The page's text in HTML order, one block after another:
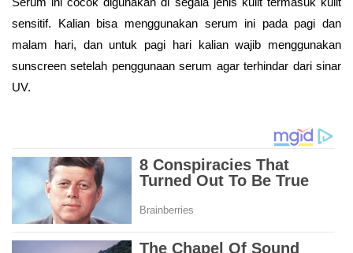
sensitif. Kalian bisa menggunakan serum ini pada pagi dan
malam hari, dan untuk pagi hari kalian wajib menggunakan
sunscreen setelah penggunaan serum agar terhindar dari sinar
UV.